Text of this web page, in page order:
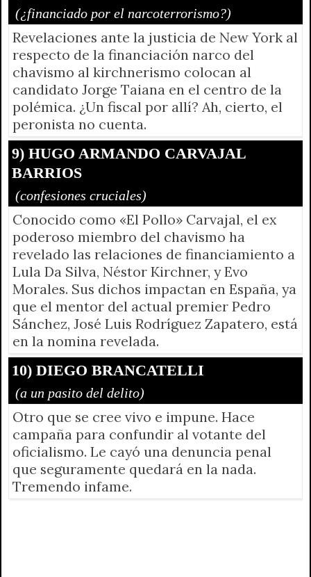
(¿financiado por el narcoterrorismo?)
Revelaciones ante la justicia de New York al
respecto de la financiación narco del
chavismo al kirchnerismo colocan al
candidato Jorge Taiana en el centro de la
polémica. ¿Un fiscal por allí? Ah, cierto, el
peronista no cuenta.
9) HUGO ARMANDO CARVAJAL
BARRIOS
(confesiones cruciales)
Conocido como «El Pollo» Carvajal, el ex
poderoso miembro del chavismo ha
revelado las relaciones de financiamiento a
Lula Da Silva, Néstor Kirchner, y Evo
Morales. Sus dichos impactan en España, ya
que el mentor del actual premier Pedro
Sánchez, José Luis Rodríguez Zapatero, está
en la nomina revelada.
10) DIEGO BRANCATELLI
(a un pasito del delito)
Otro que se cree vivo e impune. Hace
campaña para confundir al votante del
oficialismo. Le cayó una denuncia penal
que seguramente quedará en la nada.
Tremendo infame.